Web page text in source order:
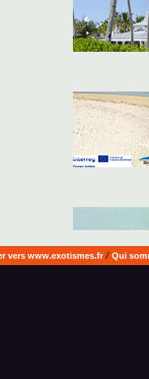
vers www.exotismes.fr/ Qui